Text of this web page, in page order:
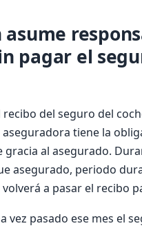
asume
pagar el
del seguro del
tiene la
gracia al asegurado.
asegurado, periodo
a pasar el recibo
vez pasado ese mes el